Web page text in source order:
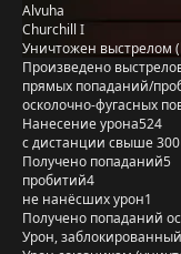
Alvuha
Churchill I
Уничтожен выстрелом
Произведено
прямых попаданий/
осколочно-фугасных
Нанесение урона524
с дистанции свыше
Получено попаданий5
пробитий4
не нанёсших урон1
Получено попаданий
Урон,